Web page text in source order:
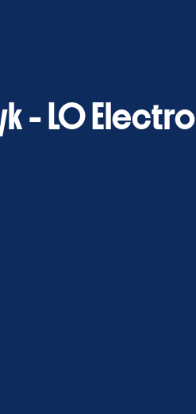
– LO Electro